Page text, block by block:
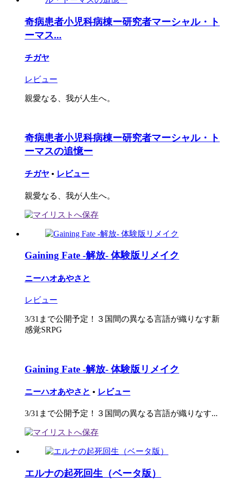
奇病患者小児科病棟ー研究者マーシャル・ト
ーマス...
チガヤ
レビュー
親愛なる、我が人生へ。
奇病患者小児科病棟ー研究者マーシャル・ト
ーマスの追憶ー
チガヤ • レビュー
親愛なる、我が人生へ。
Gaining Fate -解放- 体験版リメイク
ニーハオあやさと
レビュー
3/31まで公開予定！３国間の異なる言語が織りなす新
感覚SRPG
Gaining Fate -解放- 体験版リメイク
ニーハオあやさと • レビュー
3/31まで公開予定！３国間の異なる言語が織りなす...
エルナの起死回生（ベータ版）